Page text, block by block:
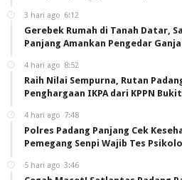
3 hari ago 6:12
Gerebek Rumah di Tanah Datar,
Panjang Amankan Pengedar
4 hari ago 8:52
Raih Nilai Sempurna, Rutan
Penghargaan IKPA dari KPPN
4 hari ago 7:48
Polres Padang Panjang Cek
Pemegang Senpi Wajib Tes
5 hari ago 3:46